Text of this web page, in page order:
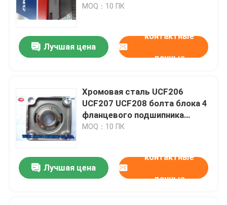
подшипника скольжения
MOQ：10 ПК
Лучшая цена
контактные
данные
Хромовая сталь UCF206
UCF207 UCF208 болта блока 4
фланцевого подшипника
квадрата ASAHI
MOQ：10 ПК
Лучшая цена
контактные
данные